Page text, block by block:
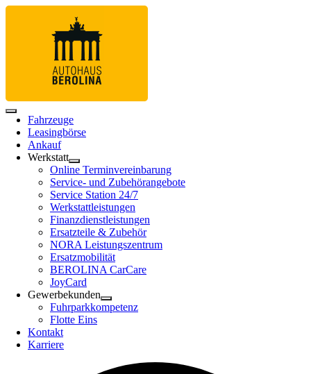
Fahrzeuge
Leasingbörse
Ankauf
Werkstatt
Online Terminvereinbarung
Service- und Zubehörangebote
Service Station 24/7
Werkstattleistungen
Finanzdienstleistungen
Ersatzteile & Zubehör
NORA Leistungszentrum
Ersatzmobilität
BEROLINA CarCare
JoyCard
Gewerbekunden
Fuhrparkkompetenz
Flotte Eins
Kontakt
Karriere